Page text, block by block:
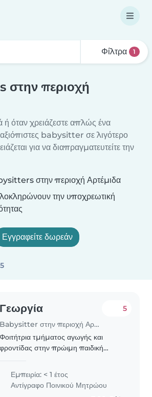
Φίλτρα 1
στην περιοχή
ή όταν χρειάζεστε απλώς ένα
αξιόπιστες babysitter σε λιγότερο
για να διαπραγματευτείτε την
στην περιοχή Αρτέμιδα
την υποχρεωτική
Εγγραφείτε δωρεάν
Γεωργία
Babysitter στην περιοχή Αρτέμιδα
5
Φοιτήτρια τμήματος αγωγής και
φροντίδας στην πρώιμη παιδική
μπορώ να παρέχω δημιουργική
απασχόληση και αντιλαμβάνομαι..
Εμπειρία: < 1 έτος
Αντίγραφο Ποινικού Μητρώου